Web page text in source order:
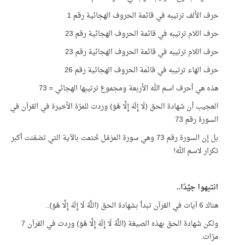
حرف الألف ترتيبه في قائمة الحروف الهجائية رقم 1
حرف اللام ترتيبه في قائمة الحروف الهجائية رقم 23
حرف اللام ترتيبه في قائمة الحروف الهجائية رقم 23
حرف الهاء ترتيبه في قائمة الحروف الهجائية رقم 26
هذه هي أحرف اسم الله الأربعة ومجموع ترتيبها الهجائي = 73
العجيب أن شهادة الحق (لَا إِلَهَ إِلَّا هُوَ) وردت للمرّة الأخيرة في القرآن في
السورة رقم 73
بل إن السورة رقم 73 وهي سورة المزمّل خُتمت بالآية التي تضمّنت أكبر
تكرار لاسم الله!
انتبهوا جيِّدًا..
هناك 6 آيات في القرآن تبدأ بشهادة الحق (اللَّهُ لَا إِلَهَ إِلَّا هُوَ)..
ولكن شهادة الحق بهذه الصيغة (اللَّهُ لَا إِلَهَ إِلَّا هُوَ) وردت في القرآن 7
مرّات.